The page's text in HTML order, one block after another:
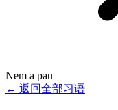
Nem a pau
← 返回全部习语